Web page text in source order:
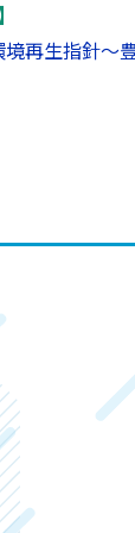
再生指針～